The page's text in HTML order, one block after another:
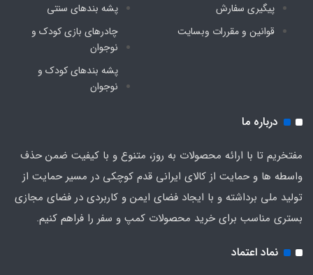
نماد اعتماد
پیگیری سفارش
قوانین و مقررات وبسایت
پشه‌ بندهای سنتی
چادرهای بازی کودک و
نوجوان
پشه‌ بندهای کودک و
نوجوان
درباره ما
مفتخریم تا با ارائه محصولات به روز، متنوع و با کیفیت ضمن حذف
واسطه ها و حمایت از کالای ایرانی قدم کوچکی در مسیر حمایت از
تولید ملی برداشته و با ایجاد فضای ایمن و کاربردی در فضای مجازی
بستری مناسب برای خرید محصولات کمپ و سفر را فراهم کنیم.